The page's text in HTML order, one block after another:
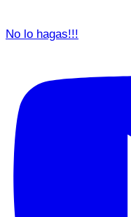
No lo hagas!!!